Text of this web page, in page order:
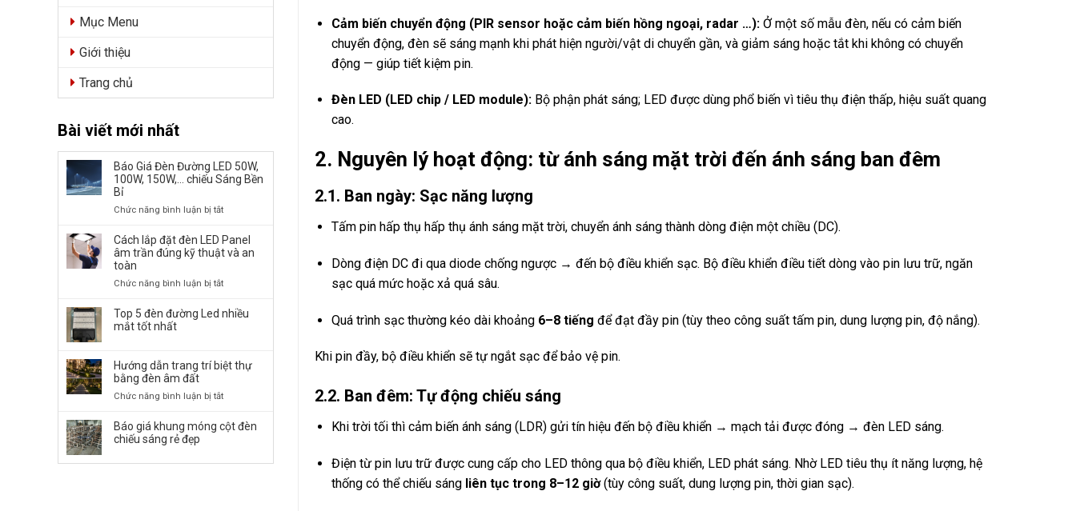
Mục Menu
Giới thiệu
Trang chủ
Bài viết mới nhất
Báo Giá Đèn Đường LED 50W,
100W, 150W,… chiếu Sáng Bền
Bỉ
Chức năng bình luận bị tắtở
Giá
Đèn
150W,
Sáng
Bền
Cách lắp đặt đèn LED Panel
âm trần đúng kỹ thuật và an
toàn
Chức năng bình luận bị tắtở
lắp
Panel
thuật
Top 5 đèn đường Led nhiều
mắt tốt nhất
Hướng dẫn trang trí biệt thự
bằng đèn âm đất
Chức năng bình luận bị tắtở
dẫn
trang
biệt
Báo giá khung móng cột đèn
chiếu sáng rẻ đẹp
Cảm biến chuyển động (PIR sensor hoặc cảm biến hồng ngoại, radar …):Ở một số mẫu đèn, nếu có cảm biến
chuyển động, đèn sẽ sáng mạnh khi phát hiện người/vật di chuyển gần, và giảm sáng hoặc tắt khi không có chuyển
động — giúp tiết kiệm pin.
Đèn LED (LED chip / LED module): Bộ phận phát sáng; LED được dùng phổ biến vì tiêu thụ điện thấp, hiệu suất quang
cao.
2. Nguyên lý hoạt động: từ ánh sáng mặt trời đến ánh sáng ban đêm
2.1. Ban ngày: Sạc năng lượng
Tấm pin hấp thụ hấp thụ ánh sáng mặt trời, chuyển ánh sáng thành dòng điện một chiều (DC).
Dòng điện DC đi qua diode chống ngược → đến bộ điều khiển sạc. Bộ điều khiển điều tiết dòng vào pin lưu trữ, ngăn
sạc quá mức hoặc xả quá sâu.
Quá trình sạc thường kéo dài khoảng 6–8 tiếng để đạt đầy pin (tùy theo công suất tấm pin, dung lượng pin, độ nắng).
Khi pin đầy, bộ điều khiển sẽ tự ngắt sạc để bảo vệ pin.
2.2. Ban đêm: Tự động chiếu sáng
Khi trời tối thì cảm biến ánh sáng (LDR) gửi tín hiệu đến bộ điều khiển → mạch tải được đóng → đèn LED sáng.
Điện từ pin lưu trữ được cung cấp cho LED thông qua bộ điều khiển, LED phát sáng. Nhờ LED tiêu thụ ít năng lượng, hệ
thống có thể chiếu sáng liên tục trong 8–12 giờ(tùy công suất, dung lượng pin, thời gian sạc).